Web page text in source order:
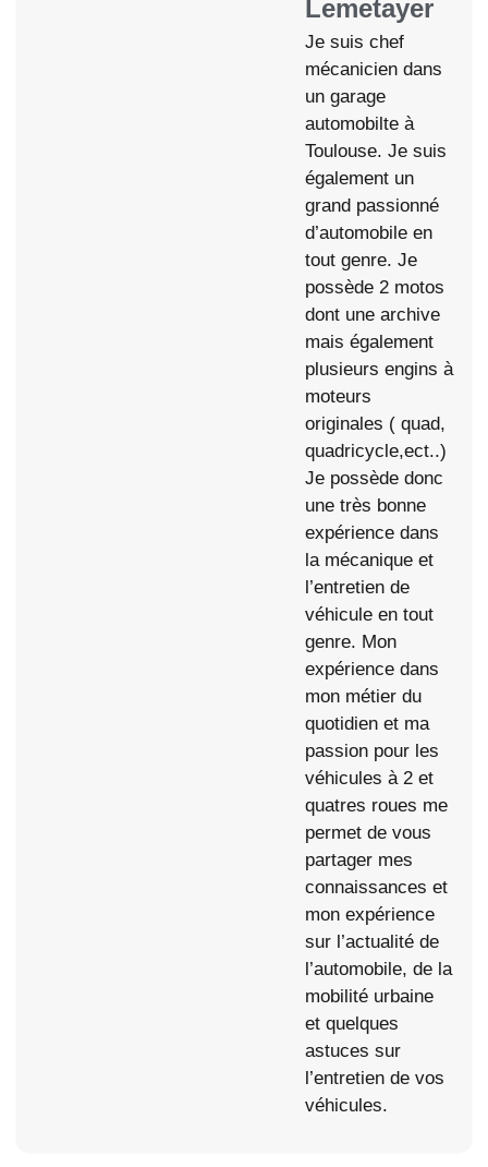
Lemetayer
Je suis chef
mécanicien dans
un garage
automobilte à
Toulouse. Je suis
également un
grand passionné
d’automobile en
tout genre. Je
possède 2 motos
dont une archive
mais également
plusieurs engins à
moteurs
originales ( quad,
quadricycle,ect..)
Je possède donc
une très bonne
expérience dans
la mécanique et
l’entretien de
véhicule en tout
genre. Mon
expérience dans
mon métier du
quotidien et ma
passion pour les
véhicules à 2 et
quatres roues me
permet de vous
partager mes
connaissances et
mon expérience
sur l’actualité de
l’automobile, de la
mobilité urbaine
et quelques
astuces sur
l’entretien de vos
véhicules.